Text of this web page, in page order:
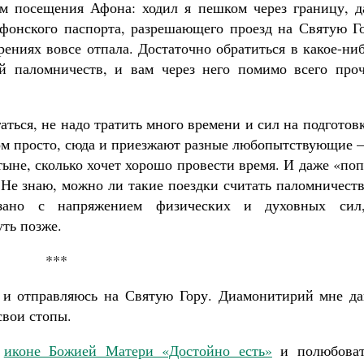
посещения Афона: ходил я пешком через границу,
паспорта, разрешающего проезд на Святую
вовсе отпала. Достаточно обратиться в какое-
паломничеств, и вам через него помимо всего
не надо тратить много времени и сил на
просто, сюда и приезжают разные любопытствующие
сколько хочет хорошо провести время. И даже
знаю, можно ли такие поездки считать
с напряжением физических и духовных
позже.
***
отправляюсь на Святую Гору. Диамонитирий мне
стопы.
иконе Божией Матери «Достойно есть» и